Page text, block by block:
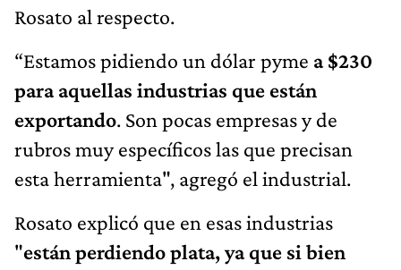
Rosato al respecto.
“Estamos pidiendo un dólar pyme a $230
para aquellas industrias que están
exportando. Son pocas empresas y de
rubros muy específicos las que precisan
esta herramienta", agregó el industrial.
Rosato explicó que en esas industrias
"están perdiendo plata, ya que si bien